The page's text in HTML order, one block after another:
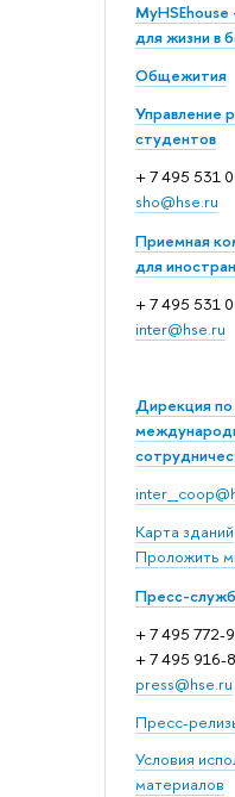
для жизни в
Общежития
Управление
студентов
+ 7 495 531
sho@hse.ru
Приемная
для
+ 7 495 531
inter@hse.ru
Дирекция по
Карта зданий
Проложить
Пресс-
+ 7 495 772-
+ 7 495 916-
press@hse.ru
Пресс-
Условия
материалов